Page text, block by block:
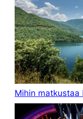
Mihin matkustaa